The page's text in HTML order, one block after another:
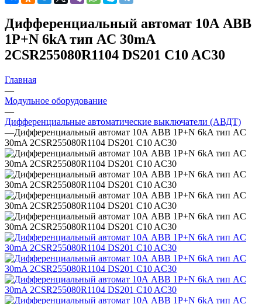
Дифференциальный автомат 10А АВВ
1P+N 6kA тип AC 30mA
2CSR255080R1104 DS201 C10 AC30
Главная
—
Модульное оборудование
—
Дифференциальные автоматические выключатели (АВДТ)
—Дифференциальный автомат 10А АВВ 1P+N 6kA тип AC
30mA 2CSR255080R1104 DS201 C10 AC30